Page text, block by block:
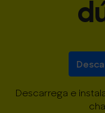
Descarrega e